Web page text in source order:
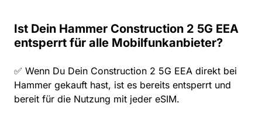
Ist Dein Hammer Construction 2 5G EEA
entsperrt für alle Mobilfunkanbieter?
✅ Wenn Du Dein Construction 2 5G EEA direkt bei
Hammer gekauft hast, ist es bereits entsperrt und
bereit für die Nutzung mit jeder eSIM.